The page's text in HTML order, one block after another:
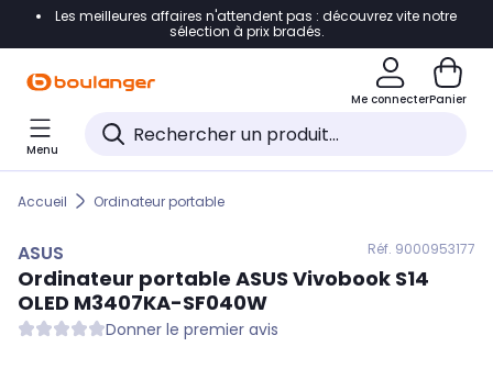
Accéder directement à la navigation
Accéder directement au pied de page
Accéder directement au chatbot
Les meilleures affaires n'attendent pas : découvrez vite notre
sélection à prix bradés.
Me connecterPanier
Menu
Accueil Ordinateur portable
ASUS Réf. 9000953177
Ordinateur portable ASUS Vivobook S14
OLED M3407KA-SF040W
Donner le premier avis